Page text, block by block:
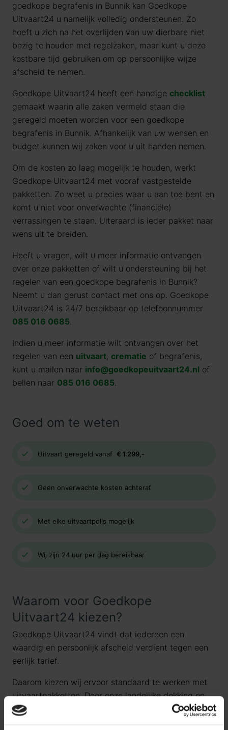
goedkope begrafenis in Bunnik kan Goedkope
Uitvaart24 u namelijk volledig ondersteunen. Zo
hoeft u zich na het overlijden van uw dierbare niet
bezig te houden met regelzaken, maar kunt u deze
kostbare tijd gebruiken om op persoonlijke wijze
afscheid te nemen.
Goedkope Uitvaart24 heeft een handige checklist
gemaakt waarin alle zaken vermeld staan die
geregeld moeten worden voor een goedkope
begrafenis in Bunnik. Afhankelijk van uw wensen en
budget kunnen wij zaken voor u uit handen nemen.
Om de kosten zo laag mogelijk te houden, werkt
Goedkope Uitvaart24 met vooraf vastgestelde
pakketten. Zo weet u precies waar u aan toe bent en
komt u niet voor onverwachte (financiële)
verrassingen te staan. Uiteraard is ieder pakket naar
wens uit te breiden.
Heeft u vragen, wilt u meer informatie ontvangen
over onze pakketten of wilt u ondersteuning bij het
regelen van een goedkope begrafenis in Bunnik?
Neemt u dan gerust contact met ons op. Goedkope
Uitvaart24 is 24/7 bereikbaar op telefoonnummer
085 016 0685.
Indien u meer informatie wilt ontvangen over het
regelen van een uitvaart, crematie of begrafenis,
kunt u mailen naar info@goedkopeuitvaart24.nl of
bellen naar 085 016 0685.
Goed om te weten
Uitvaart geregeld vanaf € 1.299,-
Geen onverwachte kosten achteraf
Met elke uitvaartpolis mogelijk
Wij zijn 24 uur per dag bereikbaar
Waarom voor Goedkope
Uitvaart24 kiezen?
Goedkope Uitvaart24 vindt dat iedereen een
waardig en persoonlijk afscheid verdient tegen een
eerlijk tarief.
Daarom kiezen wij ervoor standaard te werken met
uitvaartpakketten. Door onze landelijke dekking en
jarenlange ervaring bieden wij uitvaartpakketten die